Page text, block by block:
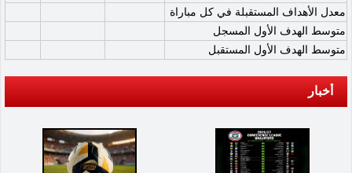
معدل الأهداف المستقبلة في كل مباراة
متوسط الهدف الأول المسجل
متوسط الهدف الأول المستقبل
أخبار